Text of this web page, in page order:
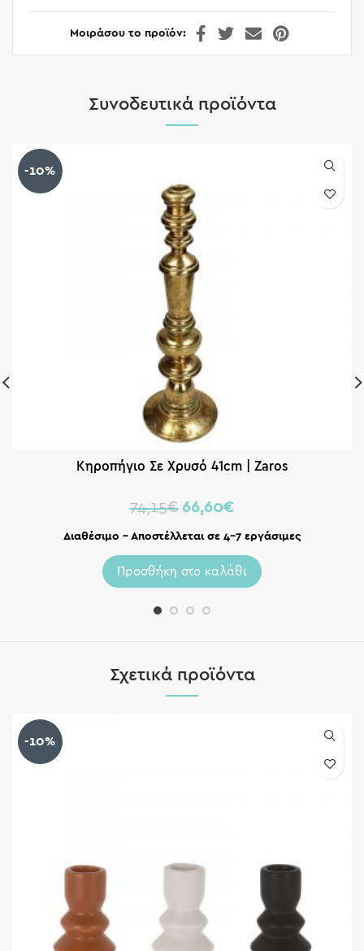
Μοιράσου το προϊόν
Συνοδευτικά προϊόντα
-10%
Κηροπήγιο Σε Χρυσό 41cm | Zaros
74,15€ 66,60€
Διαθέσιμο – Αποστέλλεται σε 4-7 εργάσιμες
Προσθήκη στο καλάθι
Σχετικά προϊόντα
-10%